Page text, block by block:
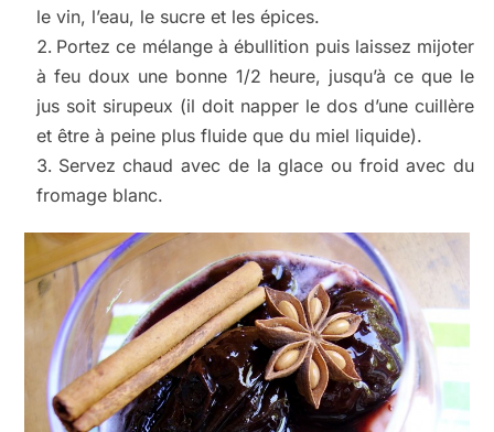
le vin, l’eau, le sucre et les épices.
Portez ce mélange à ébullition puis laissez mijoter
à feu doux une bonne 1/2 heure, jusqu’à ce que le
jus soit sirupeux (il doit napper le dos d’une cuillère
et être à peine plus fluide que du miel liquide).
Servez chaud avec de la glace ou froid avec du
fromage blanc.